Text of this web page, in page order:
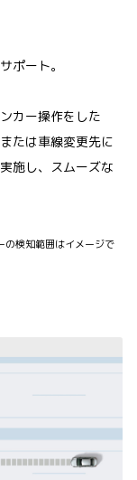
ポート。
カー操作をした
たは車線変更先に
施し、スムーズな
検知範囲はイメージで